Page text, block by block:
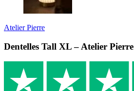
Atelier Pierre
Dentelles Tall XL – Atelier Pierre